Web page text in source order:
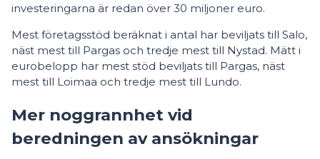
investeringarna är redan över 30 miljoner euro.
Mest företagsstöd beräknat i antal har beviljats till Salo,
näst mest till Pargas och tredje mest till Nystad. Mätt i
eurobelopp har mest stöd beviljats till Pargas, näst
mest till Loimaa och tredje mest till Lundo.
Mer noggrannhet vid
beredningen av ansökningar